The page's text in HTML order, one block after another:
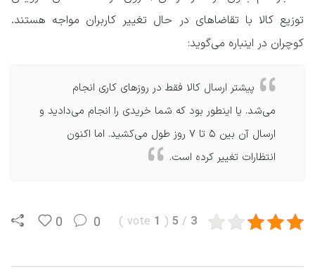
توزیع کالا با تقاضاهای در حال تغییر کاربران مواجه هستند.
کوچران در اینباره می‌گوید:
پیشتر ارسال کالا فقط در روزهای کاری انجام
می‌شد. یا اینطور بود که شما خریدی را انجام می‌دادید و
ارسال آن بین ۵ تا ۷ روز طول می‌کشید. اما اکنون
انتظارات تغییر کرده است.
3
/
5
(
1
vote
)
0 0